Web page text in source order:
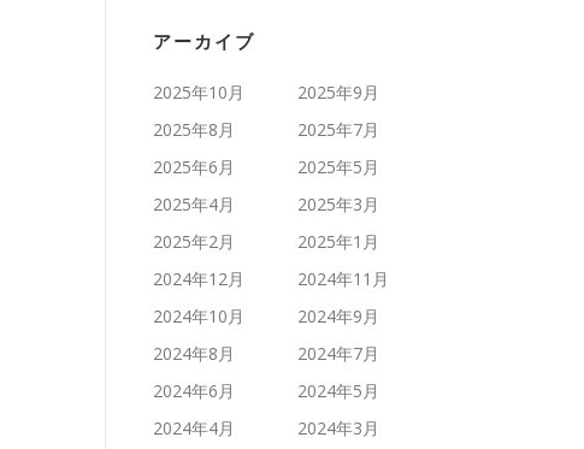
アーカイブ
2025年10月
2025年9月
2025年8月
2025年7月
2025年6月
2025年5月
2025年4月
2025年3月
2025年2月
2025年1月
2024年12月
2024年11月
2024年10月
2024年9月
2024年8月
2024年7月
2024年6月
2024年5月
2024年4月
2024年3月